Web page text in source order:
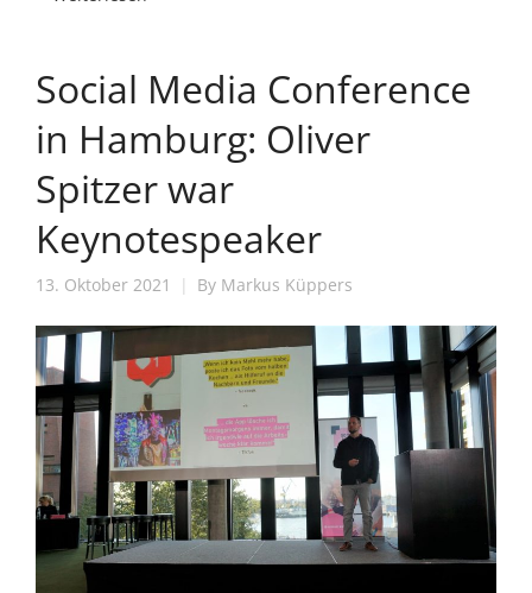
Social Media Conference
in Hamburg: Oliver
Spitzer war
Keynotespeaker
13. Oktober 2021 By Markus Küppers